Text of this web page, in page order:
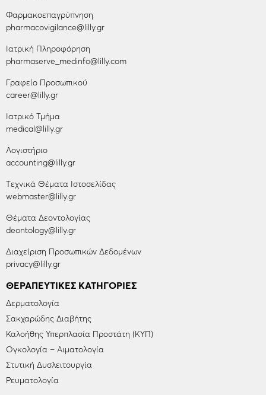
Φαρμακοεπαγρύπνηση
pharmacovigilance@lilly.gr
Ιατρική Πληροφόρηση
pharmaserve_medinfo@lilly.com
Γραφείο Προσωπικού
career@lilly.gr
Ιατρικό Τμήμα
medical@lilly.gr
Λογιστήριο
accounting@lilly.gr
Tεχνικά Θέματα Ιστοσελίδας
webmaster@lilly.gr
Θέματα Δεοντολογίας
deontology@lilly.gr
Διαχείριση Προσωπικών Δεδομένων
privacy@lilly.gr
ΘΕΡΑΠΕΥΤΙΚΈΣ ΚΑΤΗΓΟΡΊΕΣ
Δερματολογία
Σακχαρώδης Διαβήτης
Καλοήθης Υπερπλασία Προστάτη (ΚΥΠ)
Ογκολογία – Αιματολογία
Στυτική Δυσλειτουργία
Ρευματολογία